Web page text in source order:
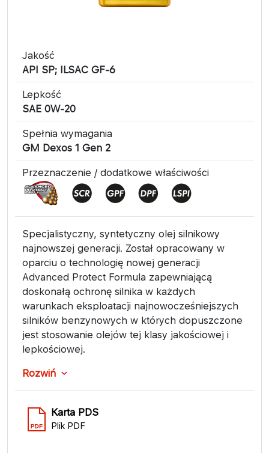
Jakość
API SP; ILSAC GF-6
Lepkość
SAE 0W-20
Spełnia wymagania
GM Dexos 1 Gen 2
Przeznaczenie / dodatkowe właściwości
Specjalistyczny, syntetyczny olej silnikowy
najnowszej generacji. Został opracowany w
oparciu o technologię nowej generacji
Advanced Protect Formula zapewniającą
doskonałą ochronę silnika w każdych
warunkach eksploatacji najnowocześniejszych
silników benzynowych w których dopuszczone
jest stosowanie olejów tej klasy jakościowej i
lepkościowej.
Rozwiń
Karta PDS
Plik PDF